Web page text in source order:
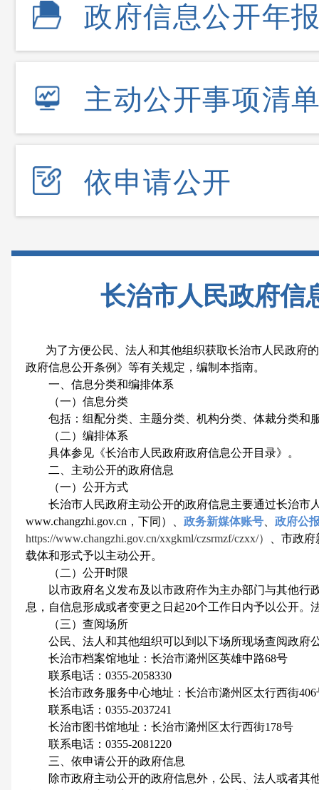
政府信息公开年
主动公开事项清
依申请公开
长治市人民政府信
为了方便公民、法人和其他组织获取长治市人民政府
政府信息公开条例》等有关规定，编制本指南。
一、信息分类和编排体系
（一）信息分类
包括：组配分类、主题分类、机构分类、体裁分类和
（二）编排体系
具体参见《长治市人民政府政府信息公开目录》。
二、主动公开的政府信息
（一）公开方式
长治市人民政府主动公开的政府信息主要通过长治市
www.changzhi.gov.cn，下同）、 政务新媒体账号
政府公
https://www.changzhi.gov.cn/xxgkml/czsrmzf/czxx/）
、市政
载体和形式予以主动公开。
（二）公开时限
以市政府名义发布及以市政府作为主办部门与其他行
息，自信息形成或者变更之日起20个工作日内予以公开。
（三）查阅场所
公民、法人和其他组织可以到以下场所现场查阅政府
长治市档案馆地址：长治市潞州区英雄中路68号
联系电话：0355-2058330
长治市政务服务中心地址：长治市潞州区太行西街406
联系电话：0355-2037241
长治市图书馆地址：长治市潞州区太行西街178号
联系电话：0355-2081220
三、依申请公开的政府信息
除市政府主动公开的政府信息外，公民、法人或者其